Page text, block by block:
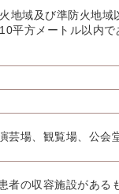
地域及び準防火地域
平方メートル以内で
芸場、観覧場、公会
者の収容施設がある